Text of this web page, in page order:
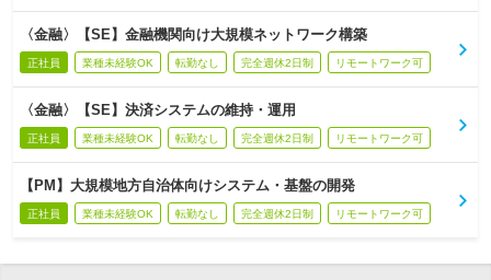
〈金融〉【SE】金融機関向け大規模ネットワーク構築
正社員 業種未経験OK 転勤なし 完全週休2日制 リモートワーク可
〈金融〉【SE】決済システムの維持・運用
正社員 業種未経験OK 転勤なし 完全週休2日制 リモートワーク可
【PM】大規模地方自治体向けシステム・基盤の開発
正社員 業種未経験OK 転勤なし 完全週休2日制 リモートワーク可